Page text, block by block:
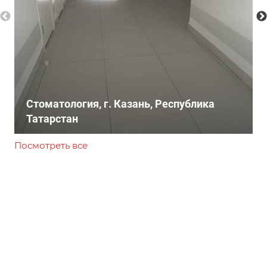
Стоматология, г. Казань, Республика
Татарстан
Посмотреть все